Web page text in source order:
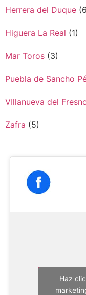
Herrera del Duque
Higuera La Real (1)
Mar Toros (3)
Puebla de Sancho
VIllanueva del
Zafra (5)
Haz